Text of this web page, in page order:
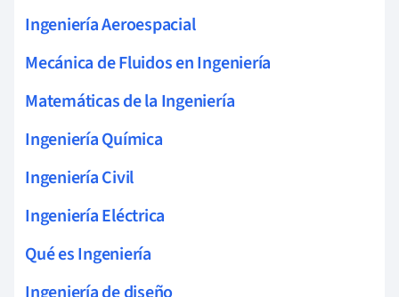
Ingeniería Aeroespacial
Mecánica de Fluidos en Ingeniería
Matemáticas de la Ingeniería
Ingeniería Química
Ingeniería Civil
Ingeniería Eléctrica
Qué es Ingeniería